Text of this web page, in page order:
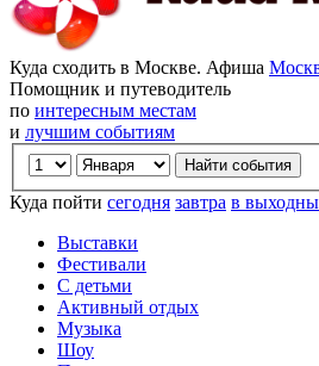
Куда сходить в Москве. Афиша
Помощник и путеводитель
по интересным местам
и лучшим событиям
Куда пойти сегодня завтра в
Выставки
Фестивали
С детьми
Активный отдых
Музыка
Шоу